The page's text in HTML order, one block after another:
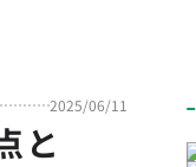
2025/06/11
と